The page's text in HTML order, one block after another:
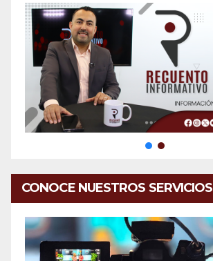
CONOCE NUESTROS SERVICIOS